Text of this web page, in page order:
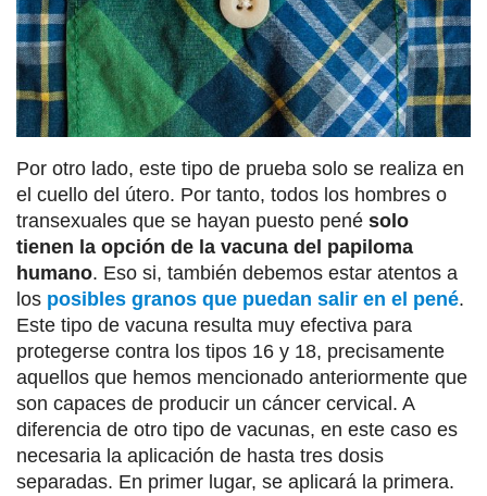
Por otro lado, este tipo de prueba solo se realiza en
el cuello del útero. Por tanto, todos los hombres o
transexuales que se hayan puesto pené solo
tienen la opción de la vacuna del papiloma
humano. Eso si, también debemos estar atentos a
los posibles granos que puedan salir en el pené.
Este tipo de vacuna resulta muy efectiva para
protegerse contra los tipos 16 y 18, precisamente
aquellos que hemos mencionado anteriormente que
son capaces de producir un cáncer cervical. A
diferencia de otro tipo de vacunas, en este caso es
necesaria la aplicación de hasta tres dosis
separadas. En primer lugar, se aplicará la primera.